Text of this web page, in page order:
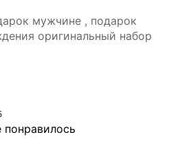
мужчине , подарок
оригинальный набор
понравилось